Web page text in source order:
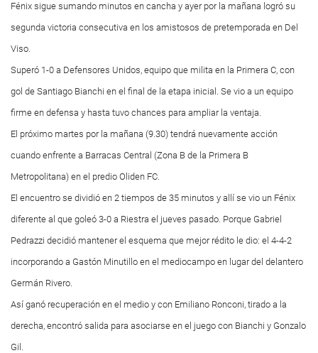
Fénix sigue sumando minutos en cancha y ayer por la mañana logró su
segunda victoria consecutiva en los amistosos de pretemporada en Del
Viso.
Superó 1-0 a Defensores Unidos, equipo que milita en la Primera C, con
gol de Santiago Bianchi en el final de la etapa inicial. Se vio a un equipo
firme en defensa y hasta tuvo chances para ampliar la ventaja.
El próximo martes por la mañana (9.30) tendrá nuevamente acción
cuando enfrente a Barracas Central (Zona B de la Primera B
Metropolitana) en el predio Oliden FC.
El encuentro se dividió en 2 tiempos de 35 minutos y allí se vio un Fénix
diferente al que goleó 3-0 a Riestra el jueves pasado. Porque Gabriel
Pedrazzi decidió mantener el esquema que mejor rédito le dio: el 4-4-2
incorporando a Gastón Minutillo en el mediocampo en lugar del delantero
Germán Rivero.
Así ganó recuperación en el medio y con Emiliano Ronconi, tirado a la
derecha, encontró salida para asociarse en el juego con Bianchi y Gonzalo
Gil.